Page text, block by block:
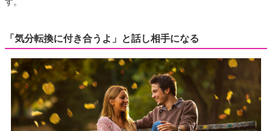
「気分転換に付き合うよ」と話し相手になる